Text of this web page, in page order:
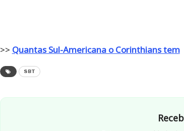
>> Quantas Sul-Americana o Corinthians tem
SBT